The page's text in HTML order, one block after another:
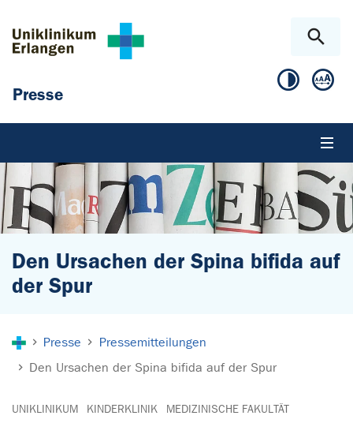
Presse
Den Ursachen der Spina bifida auf
der Spur
Presse
Pressemitteilungen
Den Ursachen der Spina bifida auf der Spur
UNIKLINIKUM KINDERKLINIK MEDIZINISCHE FAKULTÄT